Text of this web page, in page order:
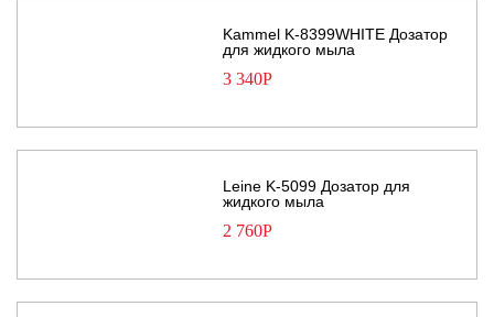
Kammel K-8399WHITE Дозатор
для жидкого мыла
3 340Р
Leine K-5099 Дозатор для
жидкого мыла
2 760Р